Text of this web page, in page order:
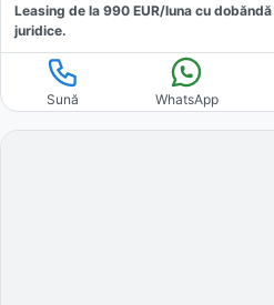
Leasing de la 990 EUR/luna cu dobăndă
juridice.
Sună WhatsApp